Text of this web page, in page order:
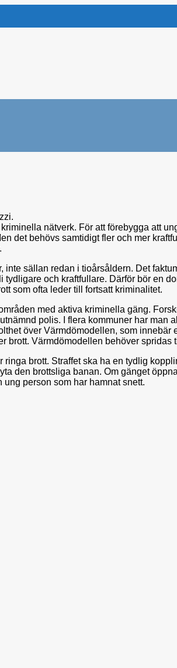
nätverk. För att förebygga att
det behövs samtidigt fler och mer
sällan redan i tioårsåldern. Det
och kraftfullare. Därför bör en
som ofta leder till fortsatt kriminalitet.
med aktiva kriminella gäng.
polis. I flera kommuner har
över Värmdömodellen, som
brott. Värmdömodellen behöver spridas
brott. Straffet ska ha en tydlig
den brottsliga banan. Om gänget
ung person som har hamnat snett.